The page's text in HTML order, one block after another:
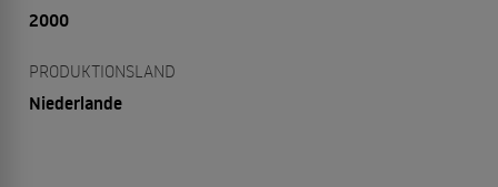
2000
PRODUKTIONSLAND
Niederlande